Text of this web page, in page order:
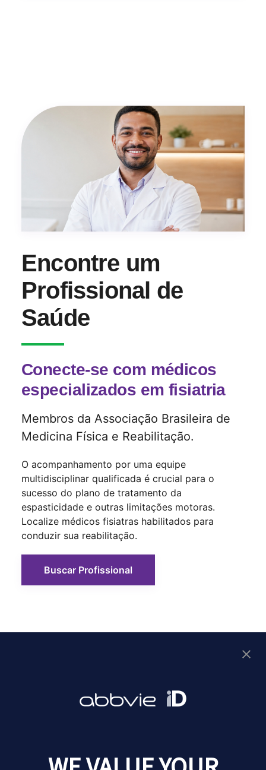
Encontre um
Profissional de
Saúde
Conecte-se com médicos
especializados em fisiatria
Membros da Associação Brasileira de
Medicina Física e Reabilitação.
O acompanhamento por uma equipe
multidisciplinar qualificada é crucial para o
sucesso do plano de tratamento da
espasticidade e outras limitações motoras.
Localize médicos fisiatras habilitados para
conduzir sua reabilitação.
Buscar Profissional
substituem, em hipótese alguma, a avaliação médica